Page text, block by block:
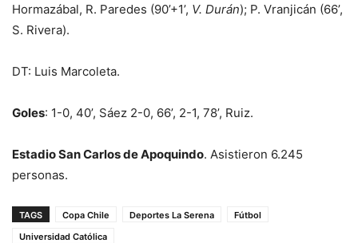
Hormazábal, R. Paredes (90’+1’, V. Durán); P. Vranjicán (66’,
S. Rivera).
DT: Luis Marcoleta.
Goles: 1-0, 40’, Sáez 2-0, 66’, 2-1, 78’, Ruiz.
Estadio San Carlos de Apoquindo. Asistieron 6.245
personas.
TAGS Copa Chile Deportes La Serena
Fútbol
Universidad Católica